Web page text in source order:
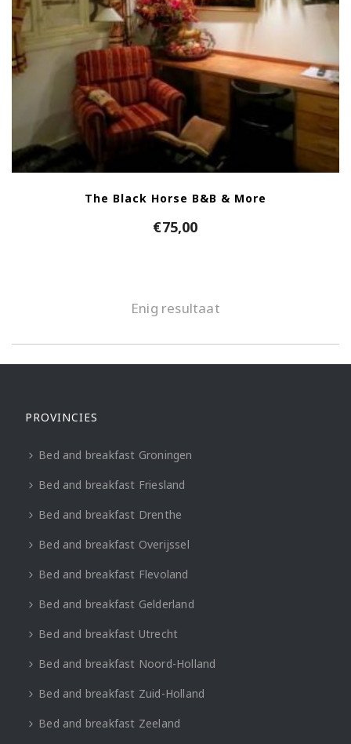
The Black Horse B&B & More
€75,00
Enig resultaat
PROVINCIES
Bed and breakfast Groningen
Bed and breakfast Friesland
Bed and breakfast Drenthe
Bed and breakfast Overijssel
Bed and breakfast Flevoland
Bed and breakfast Gelderland
Bed and breakfast Utrecht
Bed and breakfast Noord-Holland
Bed and breakfast Zuid-Holland
Bed and breakfast Zeeland